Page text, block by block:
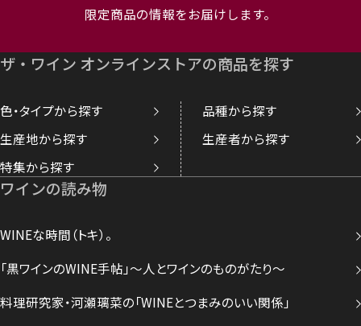
限定商品の情報をお届けします。
ザ・ワイン オンラインストアの商品を探す
色・タイプから探す
品種から探す
生産地から探す
生産者から探す
特集から探す
ワインの読み物
WINEな時間（トキ）。
「黒ワインのWINE手帖」～人とワインのものがたり～
料理研究家・河瀬璃菜の「WINEとつまみのいい関係」